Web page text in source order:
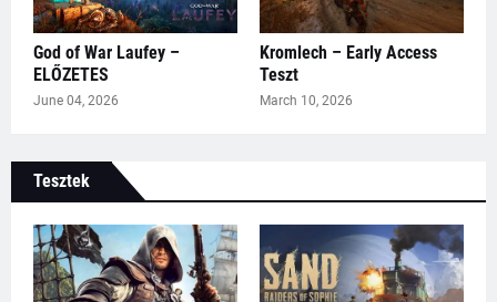
God of War Laufey –
ELŐZETES
June 04, 2026
Kromlech – Early Access
Teszt
March 10, 2026
Tesztek